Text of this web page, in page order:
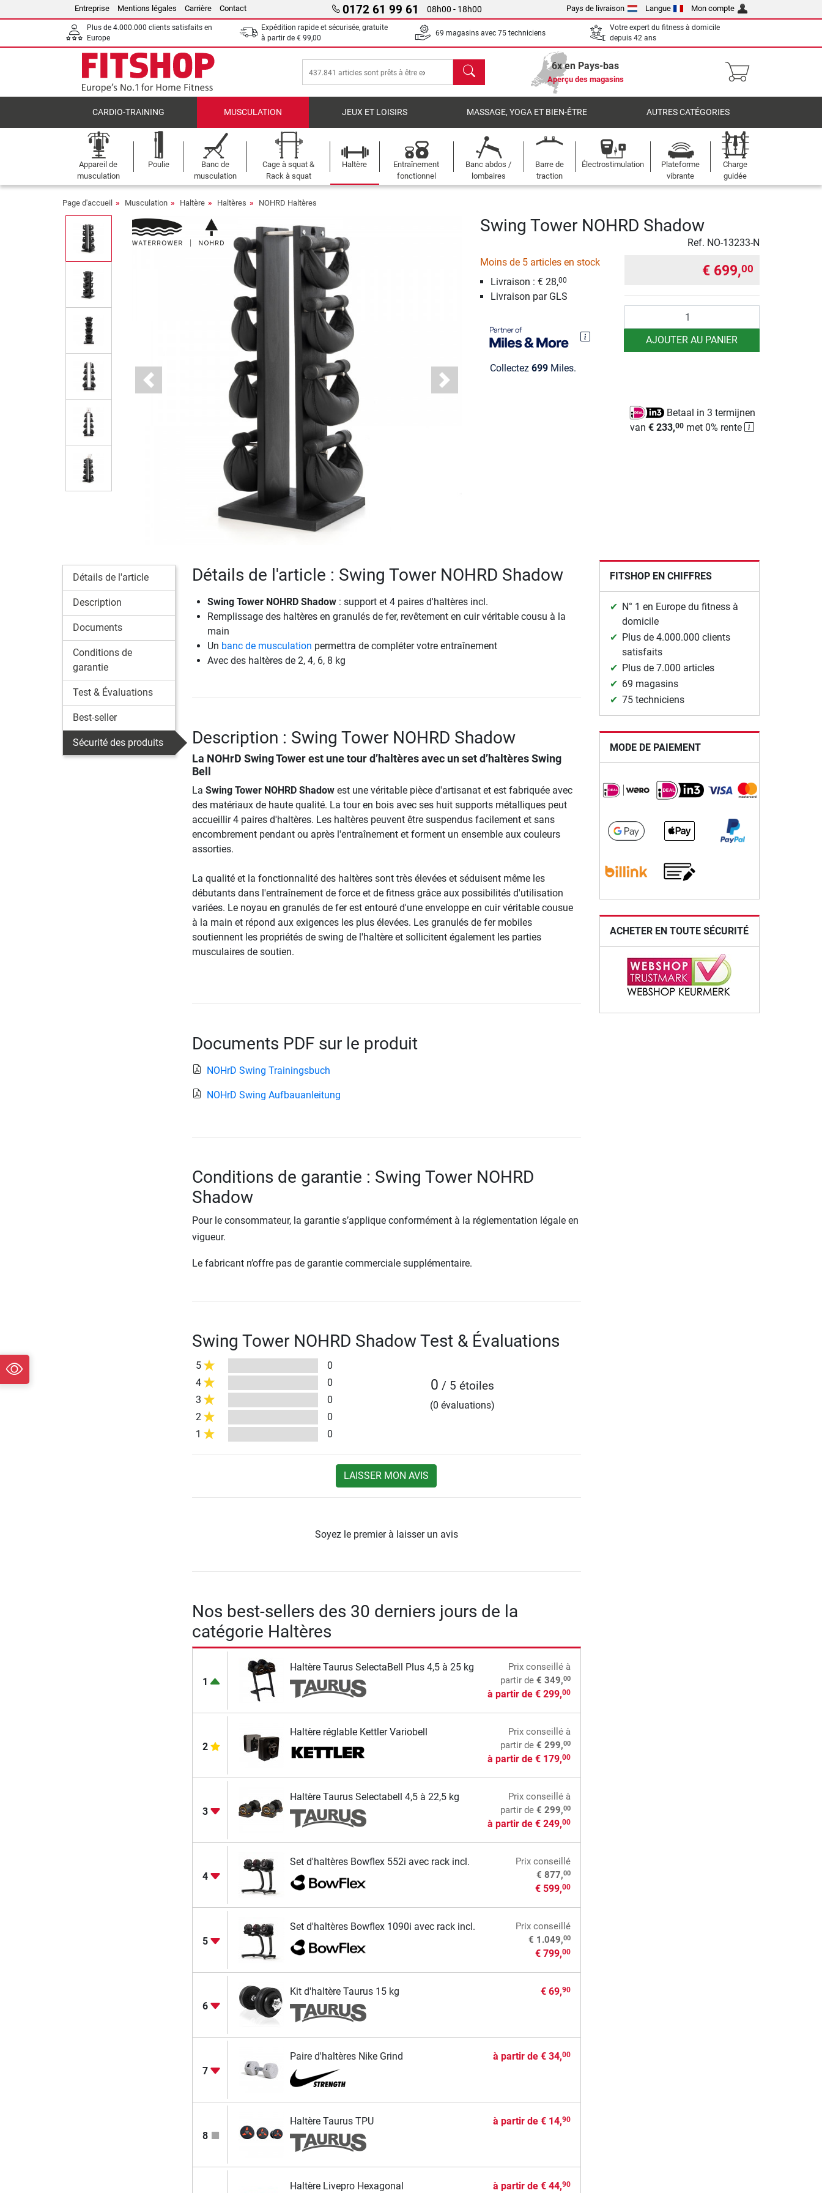
Entreprise Mentions légales Carrière Contact 0172 61 99 61 08h00 - 18h00 Pays de livraison Langue Mon compte
Plus de 4.000.000 clients satisfaits en
Europe
Expédition rapide et sécurisée, gratuite
à partir de € 99,00
69 magasins avec 75 techniciens
Votre expert du fitness à domicile
depuis 42 ans
chercher 6x en Pays-bas
Aperçu des magasins
CARDIO-TRAINING MUSCULATION JEUX ET LOISIRS MASSAGE, YOGA ET BIEN-ÊTRE AUTRES CATÉGORIES
Appareil de
musculation
Poulie
Banc de
musculation
Cage à squat &
Rack à squat
Haltère
Entraînement
fonctionnel
Banc abdos /
lombaires
Barre de
traction
Électrostimulation
Plateforme
vibrante
Charge
guidée
Page d'accueil Musculation Haltère Haltères NOHRD Haltères
Previous Next
Swing Tower NOHRD Shadow
Ref. NO-13233-N
Moins de 5 articles en stock
Livraison : € 28,00
Livraison par GLS
Collectez 699Miles.
€ 699,00
AJOUTER AU PANIER
Betaal in 3 termijnen
van€ 233,00 met 0% rente
Détails de l'article
Description
Documents
Conditions de
garantie
Test & Évaluations
Best-seller
Sécurité des produits
Détails de l'article : Swing Tower NOHRD Shadow
Swing Tower NOHRD Shadow: support et 4 paires d'haltères incl.
Remplissage des haltères en granulés de fer, revêtement en cuir véritable cousu à la
main
Un banc de musculation permettra de compléter votre entraînement
Avec des haltères de 2, 4, 6, 8 kg
Description : Swing Tower NOHRD Shadow
La NOHrD Swing Tower est une tour d’haltères avec un set d’haltères Swing
Bell
La Swing Tower NOHRD Shadowest une véritable pièce d'artisanat et est fabriquée avec
des matériaux de haute qualité. La tour en bois avec ses huit supports métalliques peut
accueillir 4 paires d'haltères. Les haltères peuvent être suspendus facilement et sans
encombrement pendant ou après l'entraînement et forment un ensemble aux couleurs
assorties.
La qualité et la fonctionnalité des haltères sont très élevées et séduisent même les
débutants dans l'entraînement de force et de fitness grâce aux possibilités d'utilisation
variées. Le noyau en granulés de fer est entouré d'une enveloppe en cuir véritable cousue
à la main et répond aux exigences les plus élevées. Les granulés de fer mobiles
soutiennent les propriétés de swing de l'haltère et sollicitent également les parties
musculaires de soutien.
Documents PDF sur le produit
NOHrD Swing Trainingsbuch
NOHrD Swing Aufbauanleitung
Conditions de garantie : Swing Tower NOHRD
Shadow
Pour le consommateur, la garantie s’applique conformément à la réglementation légale en
vigueur.
Le fabricant n’offre pas de garantie commerciale supplémentaire.
Swing Tower NOHRD Shadow Test & Évaluations
5
0
4
0
3
0
2
0
1
0
0 / 5 étoiles
(0 évaluations)
LAISSER MON AVIS
Soyez le premier à laisser un avis
Nos best-sellers des 30 derniers jours de la
catégorie Haltères
1
Haltère Taurus SelectaBell Plus 4,5 à 25 kg Prix conseillé à
partir de€ 349,00
à partir de€ 299,00
2
Haltère réglable Kettler Variobell Prix conseillé à
partir de€ 299,00
à partir de€ 179,00
3
Haltère Taurus Selectabell 4,5 à 22,5 kg Prix conseillé à
partir de€ 299,00
à partir de€ 249,00
4
Set d'haltères Bowflex 552i avec rack incl.
Prix conseillé
€ 877,00
€ 599,00
5
Set d'haltères Bowflex 1090i avec rack incl.
Prix conseillé
€ 1.049,00
€ 799,00
6
Kit d'haltère Taurus 15 kg € 69,90
7
Paire d'haltères Nike Grind à partir de€ 34,00
8
Haltère Taurus TPU à partir de€ 14,90
Haltère Livepro Hexagonal à partir de€ 44,90
FITSHOP EN CHIFFRES
N° 1 en Europe du fitness à
domicile
Plus de 4.000.000 clients
satisfaits
Plus de 7.000 articles
69 magasins
75 techniciens
MODE DE PAIEMENT
ACHETER EN TOUTE SÉCURITÉ